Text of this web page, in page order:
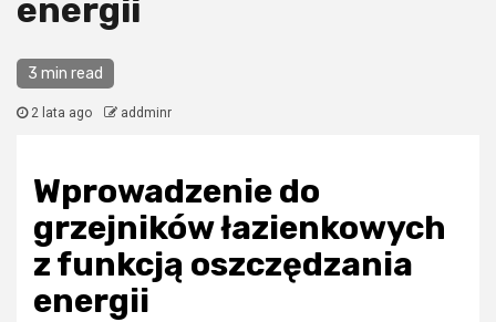
energii
3 min read
2 lata ago addminr
Wprowadzenie do
grzejników łazienkowych
z funkcją oszczędzania
energii